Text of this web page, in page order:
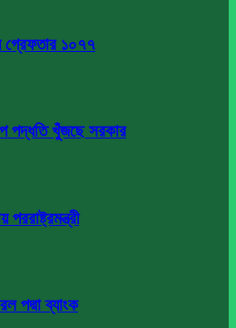
গ্রেফতার ১০৭৭
পদ্ধতি খুঁজছে সরকার
পদ্মা ব্যাংক